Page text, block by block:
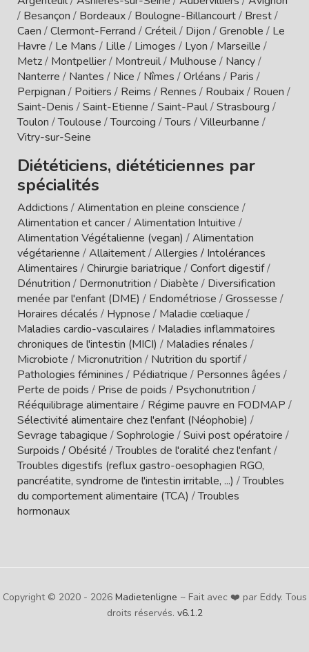
/ Besançon / Bordeaux/ Boulogne-Billancourt/ Brest/
Caen /Clermont-Ferrand /Créteil/ Dijon /Grenoble / Le
Havre / Le Mans / Lille / Limoges / Lyon / Marseille /
Metz/ Montpellier/ Montreuil/ Mulhouse / Nancy/
Nanterre / Nantes / Nice / Nîmes /Orléans / Paris /
Perpignan / Poitiers / Reims / Rennes / Roubaix/ Rouen /
Saint-Denis /Saint-Etienne /Saint-Paul/Strasbourg /
Toulon /Toulouse /Tourcoing /Tours /Villeurbanne /
Vitry-sur-Seine
Diététiciens, diététiciennes par
spécialités
Addictions /Alimentation en pleine conscience /
Alimentation et cancer/Alimentation Intuitive /
Alimentation Végétalienne (vegan) /Alimentation
végétarienne /Allaitement/Allergies / Intolérances
Alimentaires /Chirurgie bariatrique /Confort digestif/
Dénutrition / Dermonutrition / Diabète / Diversification
menée par l'enfant (DME) / Endométriose /Grossesse /
Horaires décalés / Hypnose / Maladie cœliaque /
Maladies cardio-vasculaires / Maladies inflammatoires
chroniques de l'intestin (MICI) / Maladies rénales /
Microbiote / Micronutrition / Nutrition du sportif/
Pathologies féminines / Pédiatrique / Personnes âgées /
Perte de poids / Prise de poids / Psychonutrition /
Rééquilibrage alimentaire / Régime pauvre en FODMAP /
Sélectivité alimentaire chez l'enfant (Néophobie) /
Sevrage tabagique /Sophrologie /Suivi post opératoire /
Surpoids / Obésité /Troubles de l'oralité chez l'enfant/
Troubles digestifs (reflux gastro-oesophagien RGO,
pancréatite, syndrome de l'intestin irritable, ...) /Troubles
du comportement alimentaire (TCA) /Troubles
hormonaux
Copyright © 2020 - 2026 Madietenligne ~ Fait avec ❤️ par Eddy. Tous
droits réservés. v6.1.2